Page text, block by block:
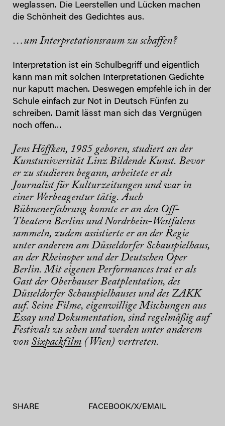
weglassen. Die Leerstellen und Lücken machen
die Schönheit des Gedichtes aus.
…um Interpretationsraum zu schaffen?
Interpretation ist ein Schulbegriff und eigentlich
kann man mit solchen Interpretationen Gedichte
nur kaputt machen. Deswegen empfehle ich in der
Schule einfach zur Not in Deutsch Fünfen zu
schreiben. Damit lässt man sich das Vergnügen
noch offen…
Jens Höffken, 1985 geboren, studiert an der
Kunstuniversität Linz Bildende Kunst. Bevor
er zu studieren begann, arbeitete er als
Journalist für Kulturzeitungen und war in
einer Werbeagentur tätig. Auch
Bühnenerfahrung konnte er an den Off-
Theatern Berlins und Nordrhein-Westfalens
sammeln, zudem assistierte er an der Regie
unter anderem am Düsseldorfer Schauspielhaus,
an der Rheinoper und der Deutschen Oper
Berlin. Mit eigenen Performances trat er als
Gast der Oberhauser Beatplentation, des
Düsseldorfer Schauspielhauses und des ZAKK
auf. Seine Filme, eigenwillige Mischungen aus
Essay und Dokumentation, sind regelmäßig auf
Festivals zu sehen und werden unter anderem
von Sixpackfilm (Wien) vertreten.
SHARE FACEBOOK/X/ EMAIL